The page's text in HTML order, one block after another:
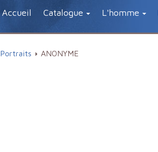
Accueil Catalogue L'homme
Portraits ANONYME